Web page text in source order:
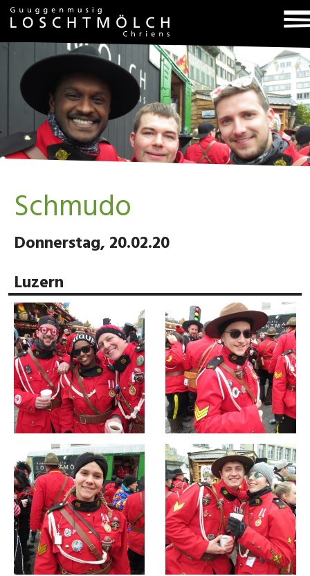
Schmudo
Donnerstag, 20.02.20
Luzern